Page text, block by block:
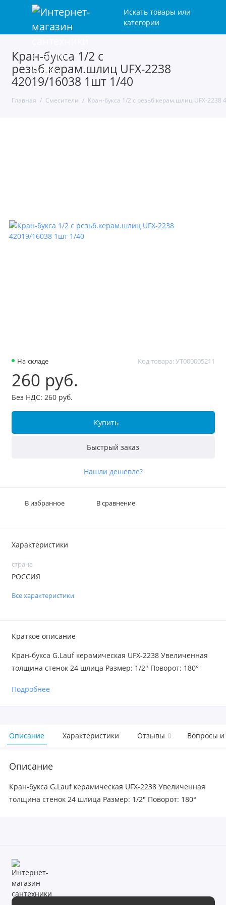
Искать товары или
категории
Кран-букса 1/2 с
резьб.керам.шлиц UFX-2238
42019/16038 1шт 1/40
Главная Смесители Кран-букса 1/2 с резьб.керам.шлиц UFX-2238
На складе Код товара: УТ000005211
260 руб.
Без НДС: 260 руб.
Купить
Быстрый заказ
Нашли дешевле?
В избранное В сравнение
Характеристики
страна
РОССИЯ
Все характеристики
Краткое описание
Кран-букса G.Lauf керамическая UFX-2238 Увеличенная
толщина стенок 24 шлица Размер: 1/2″ Поворот: 180°
Подробнее
Описание Характеристики Отзывы 0 Вопросы и
Описание
Кран-букса G.Lauf керамическая UFX-2238 Увеличенная
толщина стенок 24 шлица Размер: 1/2″ Поворот: 180°